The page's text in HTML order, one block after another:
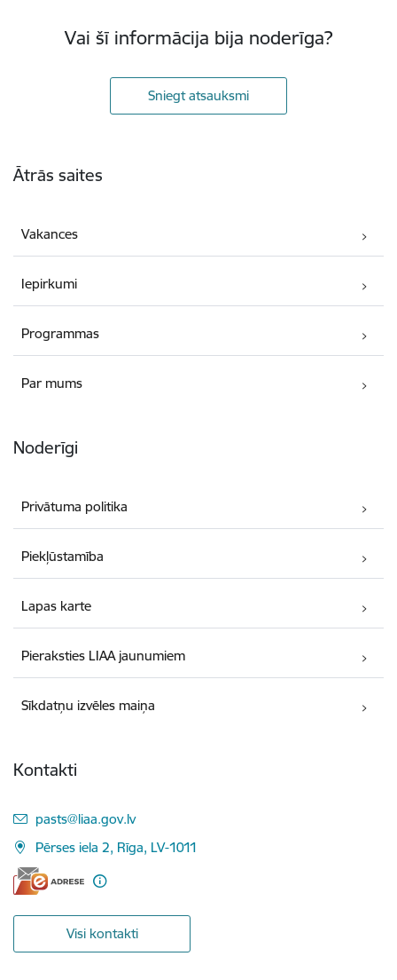
Vai šī informācija bija noderīga?
Sniegt atsauksmi
Ātrās saites
Vakances
Iepirkumi
Programmas
Par mums
Noderīgi
Privātuma politika
Piekļūstamība
Lapas karte
Pieraksties LIAA jaunumiem
Sīkdatņu izvēles maiņa
Kontakti
E-pasts:
pasts@liaa.gov.lv
Pērses iela 2, Rīga, LV-1011
Visi kontakti